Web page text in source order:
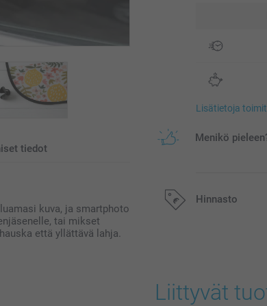
tiedot
kuva, ja smartphoto
tai mikset
että yllättävä lahja.
Lisätietoja
Menikö
Hinnasto
Liittyvät